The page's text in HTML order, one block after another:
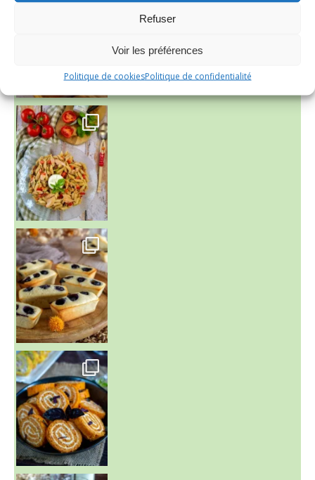
Refuser
Voir les préférences
Politique de cookiesPolitique de confidentialité
~ SALADE DE PÂTES AUX DEUX TOMATES THON ET BURRA
~ FINANCIERS MYRTILLES ET CITRON ~
Aujourd'hu